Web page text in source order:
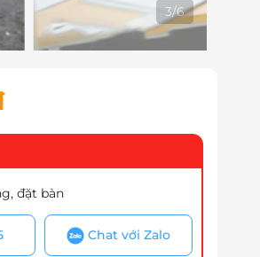
4/6
đặt bàn
Chat với Zalo